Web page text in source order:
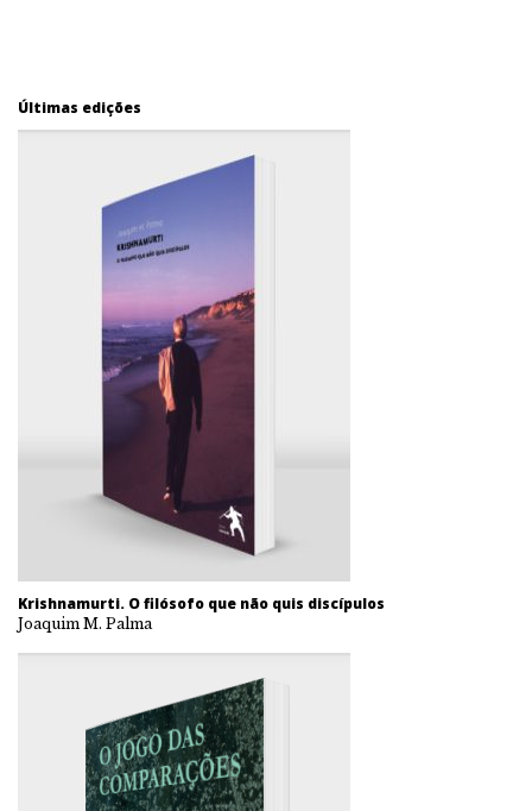
Últimas edições
Krishnamurti. O filósofo que não quis discípulos
Joaquim M. Palma